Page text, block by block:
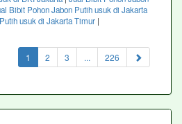
Bibit Pohon Jabon Putih usuk di Jakarta
usuk di Jakarta Timur |
1 (current)
2 3 ... 226